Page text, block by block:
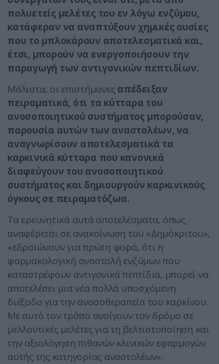
πολυετείς μελέτες του εν λόγω ενζύμου,
κατάφεραν να αναπτύξουν χημικές ουσίες
που το μπλοκάρουν αποτελεσματικά και,
έτσι, μπορούν να ενεργοποιήσουν την
παραγωγή των αντιγονικών πεπτιδίων.
Μάλιστα, οι επιστήμονες απέδειξαν
πειραματικά, ότι τα κύτταρα του
ανοσοποιητικού συστήματος μπορούσαν,
παρουσία αυτών των αναστολέων, να
αναγνωρίσουν αποτελεσματικά τα
καρκινικά κύτταρα που κανονικά
διαφεύγουν του ανοσοποιητικού
συστήματος και δημιουργούν καρκινικούς
όγκους σε πειραματόζωα.
Τα ερευνητικά αυτά αποτελέσματα, όπως
αναφέρεται σε ανακοίνωση του «Δημόκριτου»,
«εδραιώνουν για πρώτη φορά, ότι η
φαρμακολογική αναστολή ενζύμων που
καταστρέφουν αντιγονικά πεπτίδια, μπορεί να
αποτελέσει μια νέα πολλά υποσχόμενη
διέξοδο για την ανοσοθεραπεία του καρκίνου.
Με αυτό τον τρόπο ανοίγουν τον δρόμο σε
μελλοντικές μελέτες για τη βελτιστοποίηση και
την αξιολόγηση πιθανών κλινικών εφαρμογών
αυτής της κατηγορίας αναστολέων».